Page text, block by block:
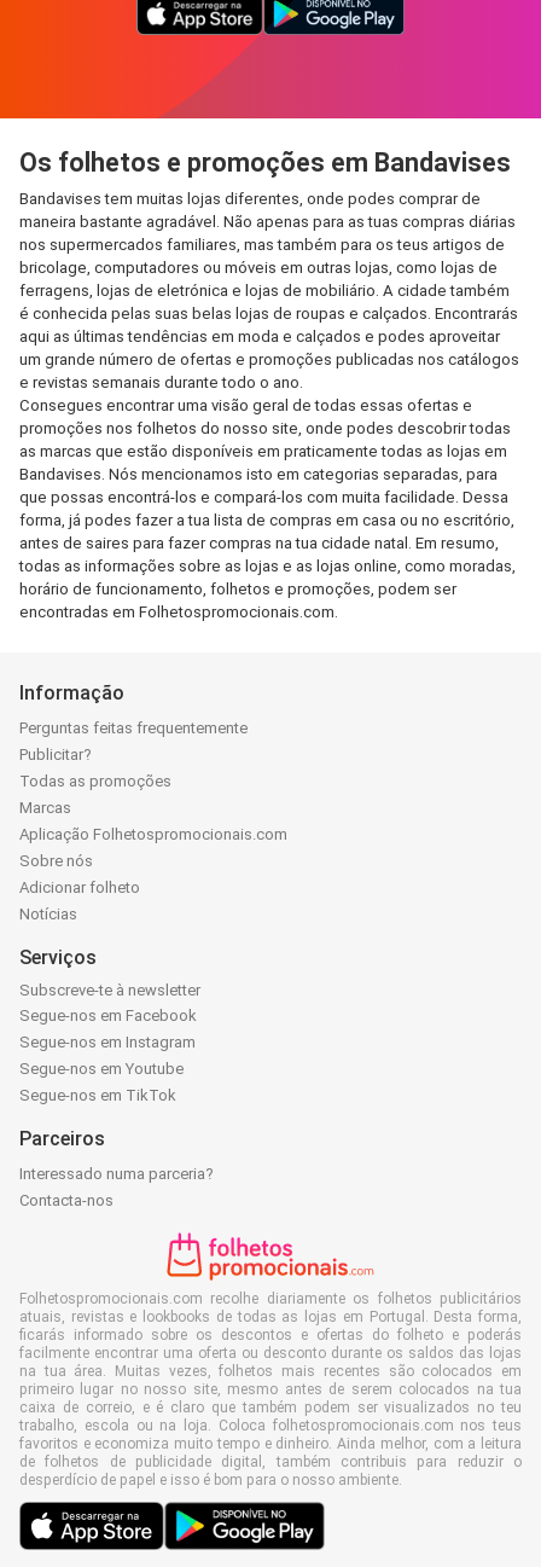
Os folhetos e promoções em Bandavises
Bandavises tem muitas lojas diferentes, onde podes comprar de
maneira bastante agradável. Não apenas para as tuas compras diárias
nos supermercados familiares, mas também para os teus artigos de
bricolage, computadores ou móveis em outras lojas, como lojas de
ferragens, lojas de eletrónica e lojas de mobiliário. A cidade também
é conhecida pelas suas belas lojas de roupas e calçados. Encontrarás
aqui as últimas tendências em moda e calçados e podes aproveitar
um grande número de ofertas e promoções publicadas nos catálogos
e revistas semanais durante todo o ano.
Consegues encontrar uma visão geral de todas essas ofertas e
promoções nos folhetos do nosso site, onde podes descobrir todas
as marcas que estão disponíveis em praticamente todas as lojas em
Bandavises. Nós mencionamos isto em categorias separadas, para
que possas encontrá-los e compará-los com muita facilidade. Dessa
forma, já podes fazer a tua lista de compras em casa ou no escritório,
antes de saires para fazer compras na tua cidade natal. Em resumo,
todas as informações sobre as lojas e as lojas online, como moradas,
horário de funcionamento, folhetos e promoções, podem ser
encontradas em Folhetospromocionais.com.
Informação
Perguntas feitas frequentemente
Publicitar?
Todas as promoções
Marcas
Aplicação Folhetospromocionais.com
Sobre nós
Adicionar folheto
Notícias
Serviços
Subscreve-te à newsletter
Segue-nos em Facebook
Segue-nos em Instagram
Segue-nos em Youtube
Segue-nos em TikTok
Parceiros
Interessado numa parceria?
Contacta-nos
Folhetospromocionais.com recolhe diariamente os folhetos publicitários
atuais, revistas e lookbooks de todas as lojas em Portugal. Desta forma,
ficarás informado sobre os descontos e ofertas do folheto e poderás
facilmente encontrar uma oferta ou desconto durante os saldos das lojas
na tua área. Muitas vezes, folhetos mais recentes são colocados em
primeiro lugar no nosso site, mesmo antes de serem colocados na tua
caixa de correio, e é claro que também podem ser visualizados no teu
trabalho, escola ou na loja. Coloca folhetospromocionais.com nos teus
favoritos e economiza muito tempo e dinheiro. Ainda melhor, com a leitura
de folhetos de publicidade digital, também contribuis para reduzir o
desperdício de papel e isso é bom para o nosso ambiente.